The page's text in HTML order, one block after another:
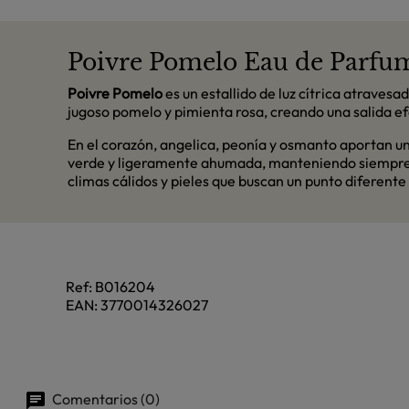
Poivre Pomelo Eau de
Poivre Pomeloes un estallido de luz cítrica
jugoso pomelo y pimienta rosa, creando una salida
En el corazón, angelica, peonía y osmanto aportan
verde y ligeramente ahumada, manteniendo
climas cálidos y pieles que buscan un punto
Ref: B016204
EAN: 3770014326027
Comentarios (0)